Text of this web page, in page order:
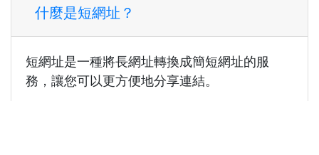
什麼是短網址？
短網址是一種將長網址轉換成簡短網址的服
務，讓您可以更方便地分享連結。